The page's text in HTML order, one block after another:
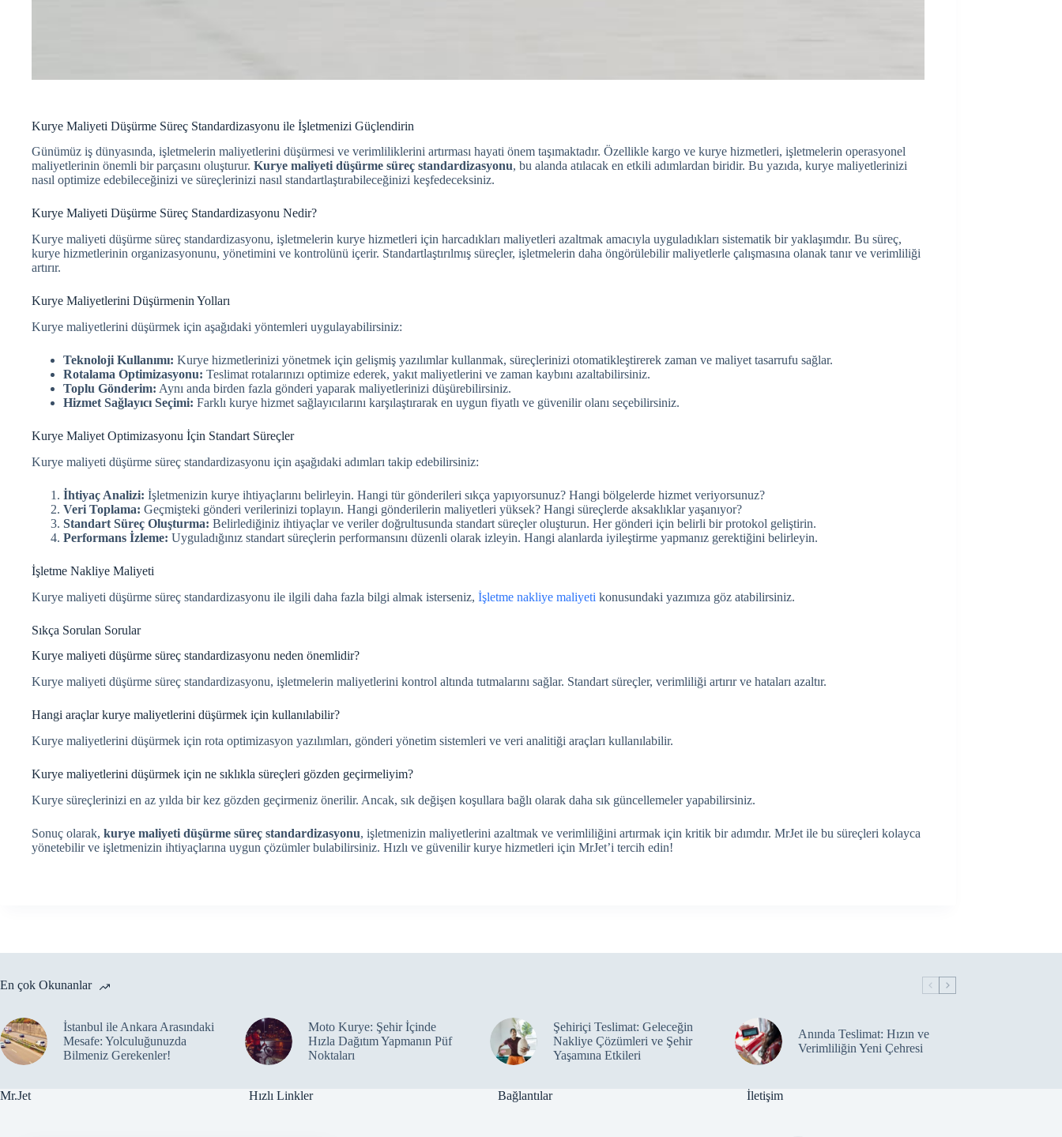
Kurye Maliyeti Düşürme Süreç Standardizasyonu ile İşletmenizi Güçlendirin
Günümüz iş dünyasında, işletmelerin maliyetlerini düşürmesi ve verimliliklerini artırması hayati önem taşımaktadır. Özellikle kargo ve kurye hizmetleri, işletmelerin operasyonel
maliyetlerinin önemli bir parçasını oluşturur. Kurye maliyeti düşürme süreç standardizasyonu, bu alanda atılacak en etkili adımlardan biridir. Bu yazıda, kurye maliyetlerinizi
nasıl optimize edebileceğinizi ve süreçlerinizi nasıl standartlaştırabileceğinizi keşfedeceksiniz.
Kurye Maliyeti Düşürme Süreç Standardizasyonu Nedir?
Kurye maliyeti düşürme süreç standardizasyonu, işletmelerin kurye hizmetleri için harcadıkları maliyetleri azaltmak amacıyla uyguladıkları sistematik bir yaklaşımdır. Bu süreç,
kurye hizmetlerinin organizasyonunu, yönetimini ve kontrolünü içerir. Standartlaştırılmış süreçler, işletmelerin daha öngörülebilir maliyetlerle çalışmasına olanak tanır ve verimliliği
artırır.
Kurye Maliyetlerini Düşürmenin Yolları
Kurye maliyetlerini düşürmek için aşağıdaki yöntemleri uygulayabilirsiniz:
Teknoloji Kullanımı: Kurye hizmetlerinizi yönetmek için gelişmiş yazılımlar kullanmak, süreçlerinizi otomatikleştirerek zaman ve maliyet tasarrufu sağlar.
Rotalama Optimizasyonu: Teslimat rotalarınızı optimize ederek, yakıt maliyetlerini ve zaman kaybını azaltabilirsiniz.
Toplu Gönderim: Aynı anda birden fazla gönderi yaparak maliyetlerinizi düşürebilirsiniz.
Hizmet Sağlayıcı Seçimi: Farklı kurye hizmet sağlayıcılarını karşılaştırarak en uygun fiyatlı ve güvenilir olanı seçebilirsiniz.
Kurye Maliyet Optimizasyonu İçin Standart Süreçler
Kurye maliyeti düşürme süreç standardizasyonu için aşağıdaki adımları takip edebilirsiniz:
İhtiyaç Analizi: İşletmenizin kurye ihtiyaçlarını belirleyin. Hangi tür gönderileri sıkça yapıyorsunuz? Hangi bölgelerde hizmet veriyorsunuz?
Veri Toplama: Geçmişteki gönderi verilerinizi toplayın. Hangi gönderilerin maliyetleri yüksek? Hangi süreçlerde aksaklıklar yaşanıyor?
Standart Süreç Oluşturma: Belirlediğiniz ihtiyaçlar ve veriler doğrultusunda standart süreçler oluşturun. Her gönderi için belirli bir protokol geliştirin.
Performans İzleme: Uyguladığınız standart süreçlerin performansını düzenli olarak izleyin. Hangi alanlarda iyileştirme yapmanız gerektiğini belirleyin.
İşletme Nakliye Maliyeti
Kurye maliyeti düşürme süreç standardizasyonu ile ilgili daha fazla bilgi almak isterseniz, İşletme nakliye maliyeti konusundaki yazımıza göz atabilirsiniz.
Sıkça Sorulan Sorular
Kurye maliyeti düşürme süreç standardizasyonu neden önemlidir?
Kurye maliyeti düşürme süreç standardizasyonu, işletmelerin maliyetlerini kontrol altında tutmalarını sağlar. Standart süreçler, verimliliği artırır ve hataları azaltır.
Hangi araçlar kurye maliyetlerini düşürmek için kullanılabilir?
Kurye maliyetlerini düşürmek için rota optimizasyon yazılımları, gönderi yönetim sistemleri ve veri analitiği araçları kullanılabilir.
Kurye maliyetlerini düşürmek için ne sıklıkla süreçleri gözden geçirmeliyim?
Kurye süreçlerinizi en az yılda bir kez gözden geçirmeniz önerilir. Ancak, sık değişen koşullara bağlı olarak daha sık güncellemeler yapabilirsiniz.
Sonuç olarak, kurye maliyeti düşürme süreç standardizasyonu, işletmenizin maliyetlerini azaltmak ve verimliliğini artırmak için kritik bir adımdır. MrJet ile bu süreçleri kolayca
yönetebilir ve işletmenizin ihtiyaçlarına uygun çözümler bulabilirsiniz. Hızlı ve güvenilir kurye hizmetleri için MrJet’i tercih edin!
En çok Okunanlar
İstanbul ile Ankara Arasındaki
Mesafe: Yolculuğunuzda
Bilmeniz Gerekenler!
Moto Kurye: Şehir İçinde
Hızla Dağıtım Yapmanın Püf
Noktaları
Şehiriçi Teslimat: Geleceğin
Nakliye Çözümleri ve Şehir
Yaşamına Etkileri
Anında Teslimat: Hızın ve
Verimliliğin Yeni Çehresi
Mr.Jet Hızlı Linkler Bağlantılar İletişim